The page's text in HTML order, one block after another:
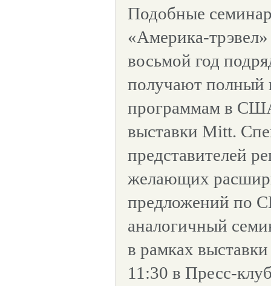
Подобные
«Америка-
восьмой год
получают полный
программам в
выставки Mitt.
представителей
желающих
предложений по
аналогичный
в рамках
11:30 в Пресс-